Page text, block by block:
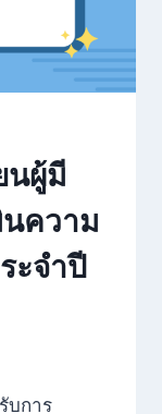
นผู้มี
นความ
ะจำปี
บการ